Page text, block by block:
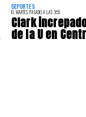
DEPORTES
EL MARTES PASADO A LAS 9:55
Clark
de la U en